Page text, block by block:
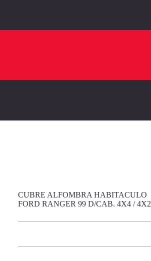
CUBRE ALFOMBRA HABITACULO
FORD RANGER 99 D/CAB. 4X4 / 4X2